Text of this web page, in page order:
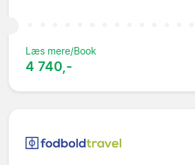
Læs mere/Book
4 740,-